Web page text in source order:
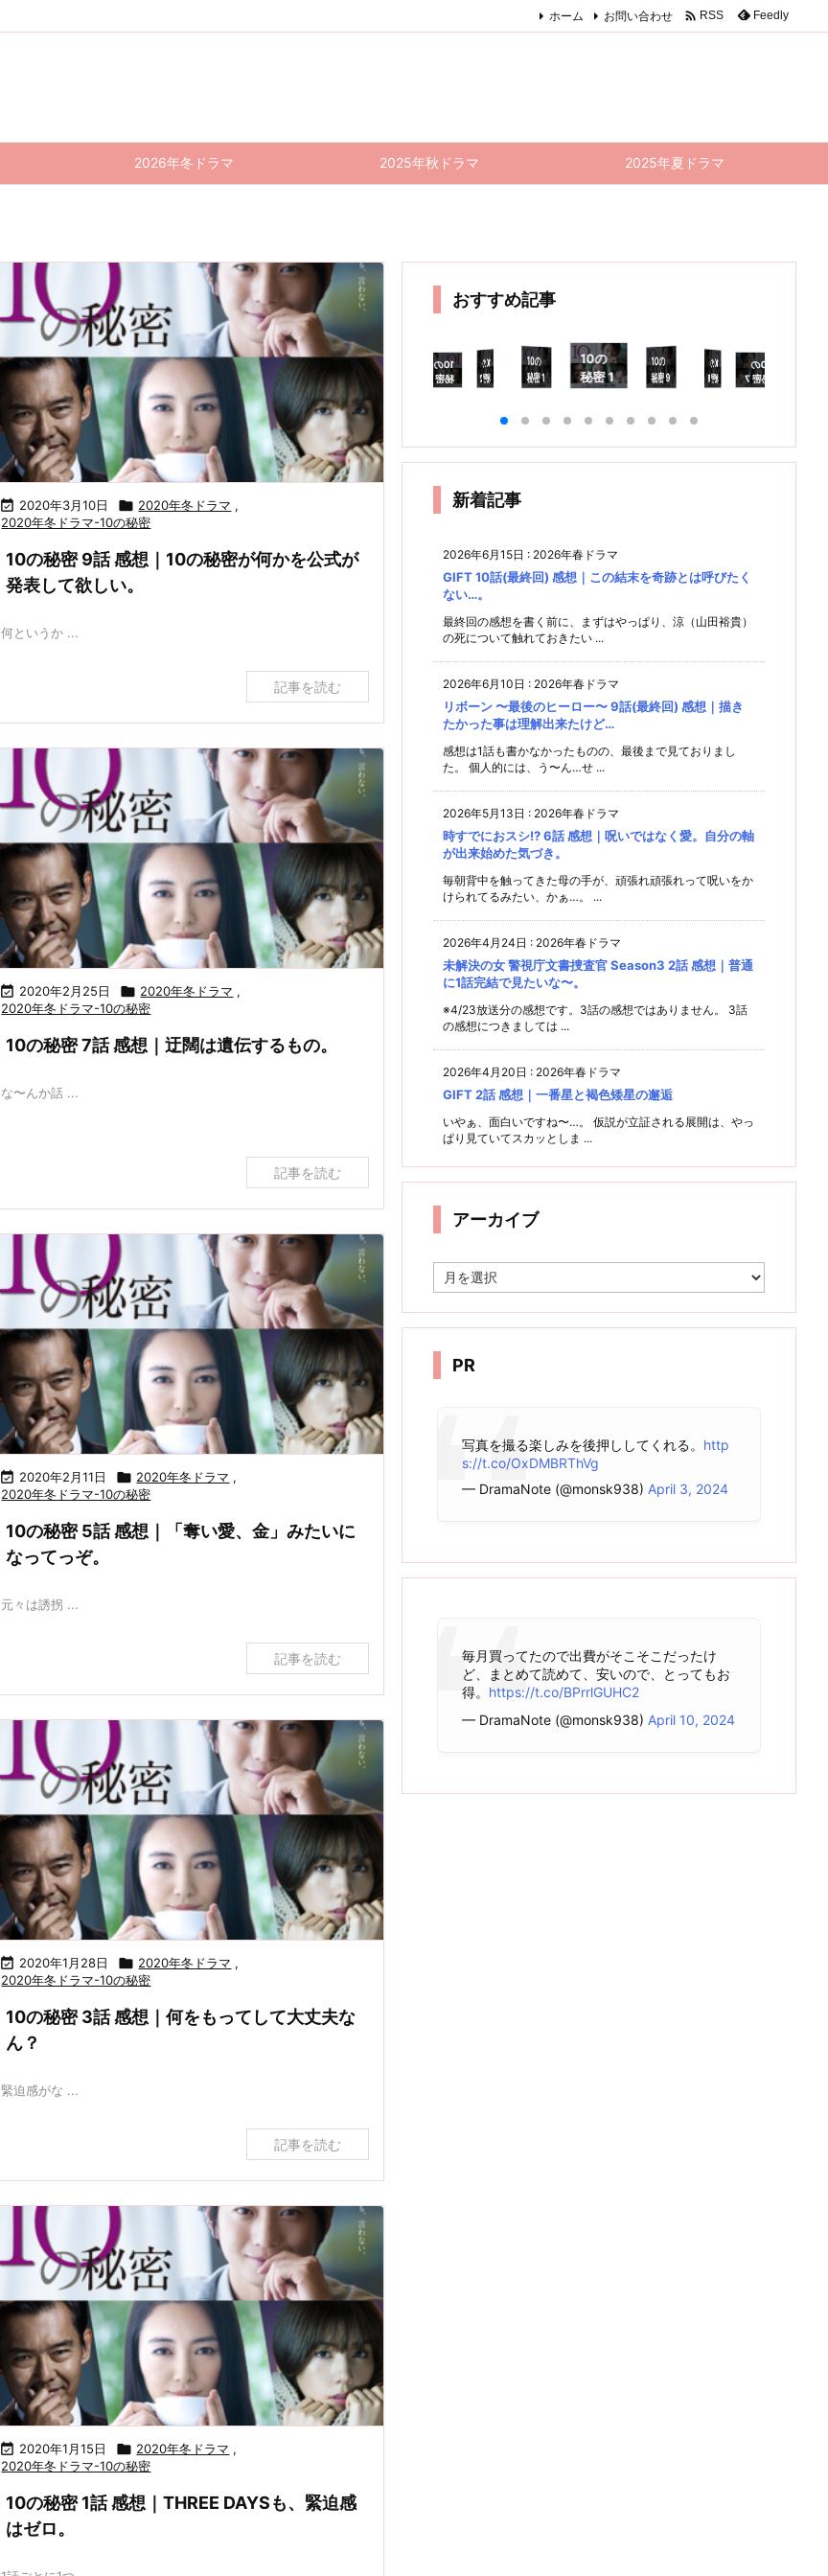
2026年冬ドラマ 2025年秋ドラマ 2025年夏ドラマ
ホーム お問い合わせ  RSS Feedly
 2020年3月10日  2020年冬ドラマ ,
2020年冬ドラマ-10の秘密
10の秘密 9話 感想｜10の秘密が何かを公式が
発表して欲しい。
何というか ...
記事を読む
 2020年2月25日  2020年冬ドラマ ,
2020年冬ドラマ-10の秘密
10の秘密 7話 感想｜迂闊は遺伝するもの。
な〜んか話 ...
記事を読む
 2020年2月11日  2020年冬ドラマ ,
2020年冬ドラマ-10の秘密
10の秘密 5話 感想｜「奪い愛、金」みたいに
なってっぞ。
元々は誘拐 ...
記事を読む
 2020年1月28日  2020年冬ドラマ ,
2020年冬ドラマ-10の秘密
10の秘密 3話 感想｜何をもってして大丈夫な
ん？
緊迫感がな ...
記事を読む
 2020年1月15日  2020年冬ドラマ ,
2020年冬ドラマ-10の秘密
10の秘密 1話 感想｜THREE DAYSも、緊迫感
はゼロ。
おすすめ記事
10の
(最終
想｜割
と真面
目に何
がした
かった
ん？
秘密 9
想｜1
0の秘
密が何
かを公
式が発
表して
欲し
い。
圭太劇
団に爆
笑
秘密 7
話 感
想｜迂
闊は遺
伝する
秘密 6
話 感
想｜親
も迂闊
も迂
闊。
想｜
「奪い
金」み
たいに
なって
る時点
10の
秘密 3
大丈夫
なん？
10の
秘密 2
10の
秘密 1
HREE
DAYS
も、緊
10の
秘密 1
(最終
想｜割
と真面
10の
秘密 9
0の秘
密が何
かを公
10の
秘密 8
10の
秘密 7
もの。 も迂
新着記事
2026年6月15日 : 2026年春ドラマ
GIFT 10話(最終回) 感想｜この結末を奇跡とは呼びたく
ない…。
最終回の感想を書く前に、まずはやっぱり、涼（山田裕貴）
の死について触れておきたい ...
2026年6月10日 : 2026年春ドラマ
リボーン 〜最後のヒーロー〜 9話(最終回) 感想｜描き
たかった事は理解出来たけど…
感想は1話も書かなかったものの、最後まで見ておりまし
た。 個人的には、う〜ん…せ ...
2026年5月13日 : 2026年春ドラマ
時すでにおスシ!? 6話 感想｜呪いではなく愛。自分の軸
が出来始めた気づき。
毎朝背中を触ってきた母の手が、頑張れ頑張れって呪いをか
けられてるみたい、かぁ…。 ...
2026年4月24日 : 2026年春ドラマ
未解決の女 警視庁文書捜査官 Season3 2話 感想｜普通
に1話完結で見たいな〜。
※4/23放送分の感想です。3話の感想ではありません。 3話
の感想につきましては ...
2026年4月20日 : 2026年春ドラマ
GIFT 2話 感想｜一番星と褐色矮星の邂逅
いやぁ、面白いですね〜…。 仮説が立証される展開は、やっ
ぱり見ていてスカッとしま ...
アーカイブ
ー
イ
PR
写真を撮る楽しみを後押ししてくれる。 http
s://t.co/OxDMBRThVg
— DramaNote (@monsk938) April 3, 2024
毎月買ってたので出費がそこそこだったけ
ど、まとめて読めて、安いので、とってもお
得。 https://t.co/BPrrlGUHC2
— DramaNote (@monsk938) April 10, 2024